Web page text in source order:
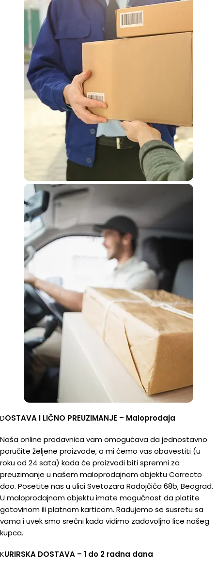
DOSTAVA I LIČNO PREUZIMANJE – Maloprodaja
Naša online prodavnica vam omogućava da jednostavno
poručite željene proizvode, a mi ćemo vas obavestiti (u
roku od 24 sata) kada će proizvodi biti spremni za
preuzimanje u našem maloprodajnom objektu Correcto
doo. Posetite nas u ulici Svetozara Radojčića 68b, Beograd.
U maloprodajnom objektu imate mogućnost da platite
gotovinom ili platnom karticom. Radujemo se susretu sa
vama i uvek smo srećni kada vidimo zadovoljno lice našeg
kupca.
KURIRSKA DOSTAVA – 1 do 2 radna dana